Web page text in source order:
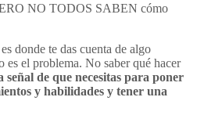
NO TODOS SABEN cómo
es donde te das cuenta de algo
es el problema. No saber qué hacer
señal de que necesitas para poner
y habilidades y tener una